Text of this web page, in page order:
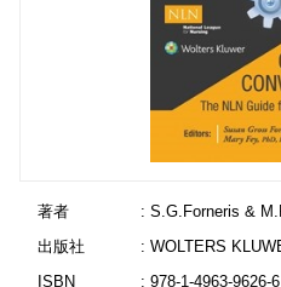
著者
: S.G.Forneris &
出版社
: WOLTERS
ISBN
: 978-1-4963-9626-6